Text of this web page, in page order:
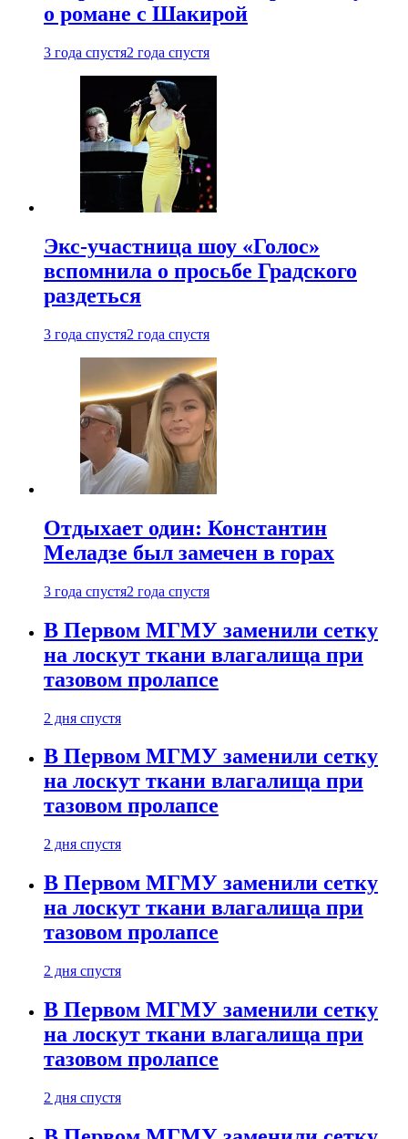
о романе с Шакирой
3 года спустя2 года спустя
Экс-участница шоу «Голос»
вспомнила о просьбе Градского
раздеться
3 года спустя2 года спустя
Отдыхает один: Константин
Меладзе был замечен в горах
3 года спустя2 года спустя
В Первом МГМУ заменили сетку
на лоскут ткани влагалища при
тазовом пролапсе
2 дня спустя
В Первом МГМУ заменили сетку
на лоскут ткани влагалища при
тазовом пролапсе
2 дня спустя
В Первом МГМУ заменили сетку
на лоскут ткани влагалища при
тазовом пролапсе
2 дня спустя
В Первом МГМУ заменили сетку
на лоскут ткани влагалища при
тазовом пролапсе
2 дня спустя